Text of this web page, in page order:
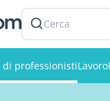
Cerca
di professionistiLavoro